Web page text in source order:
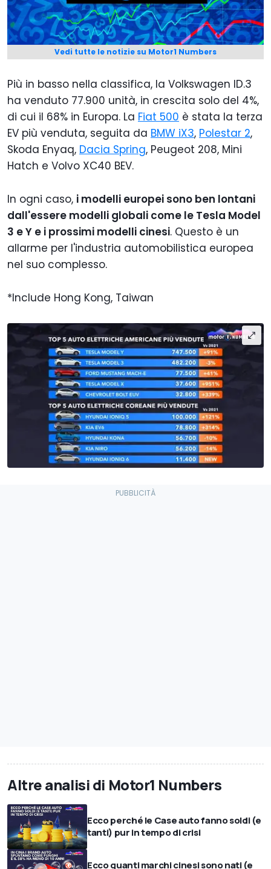
Vedi tutte le notizie su Motor1 Numbers
Più in basso nella classifica, la Volkswagen ID.3
ha venduto 77.900 unità, in crescita solo del 4%,
di cui il 68% in Europa. La Fiat 500 è stata la terza
EV più venduta, seguita da BMW iX3, Polestar 2,
Skoda Enyaq, Dacia Spring, Peugeot 208, Mini
Hatch e Volvo XC40 BEV.
In ogni caso, i modelli europei sono ben lontani
dall'essere modelli globali come le Tesla Model
3 e Y e i prossimi modelli cinesi. Questo è un
allarme per l'industria automobilistica europea
nel suo complesso.
*Include Hong Kong, Taiwan
Altre analisi di Motor1 Numbers
Ecco perché le Case auto fanno soldi (e
tanti) pur in tempo di crisi
Ecco quanti marchi cinesi sono nati (e